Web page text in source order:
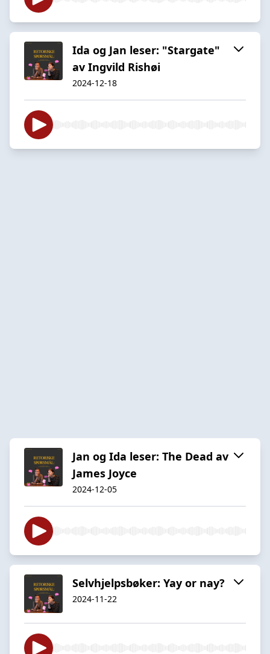
Ida og Jan leser: "Stargate"
av Ingvild Rishøi
2024-12-18
Jan og Ida leser: The Dead av
James Joyce
2024-12-05
Selvhjelpsbøker: Yay or nay?
2024-11-22